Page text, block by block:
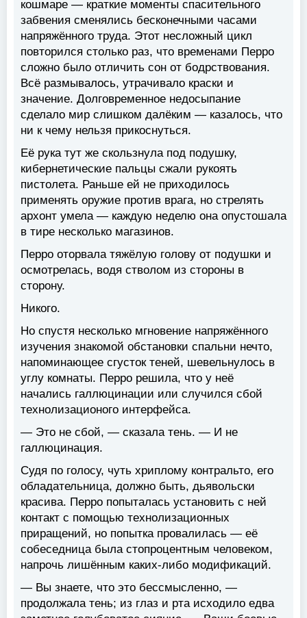
кошмаре — краткие моменты спасительного
забвения сменялись бесконечными часами
напряжённого труда. Этот несложный цикл
повторился столько раз, что временами Перро
сложно было отличить сон от бодрствования.
Всё размывалось, утрачивало краски и
значение. Долговременное недосыпание
сделало мир слишком далёким — казалось, что
ни к чему нельзя прикоснуться.
Её рука тут же скользнула под подушку,
кибернетические пальцы сжали рукоять
пистолета. Раньше ей не приходилось
применять оружие против врага, но стрелять
архонт умела — каждую неделю она опустошала
в тире несколько магазинов.
Перро оторвала тяжёлую голову от подушки и
осмотрелась, водя стволом из стороны в
сторону.
Никого.
Но спустя несколько мгновение напряжённого
изучения знакомой обстановки спальни нечто,
напоминающее сгусток теней, шевельнулось в
углу комнаты. Перро решила, что у неё
начались галлюцинации или случился сбой
технолизационого интерфейса.
— Это не сбой, — сказала тень. — И не
галлюцинация.
Судя по голосу, чуть хриплому контральто, его
обладательница, должно быть, дьявольски
красива. Перро попыталась установить с ней
контакт с помощью технолизационных
приращений, но попытка провалилась — её
собеседница была стопроцентным человеком,
напрочь лишённым каких-либо модификаций.
— Вы знаете, что это бессмысленно, —
продолжала тень; из глаз и рта исходило едва